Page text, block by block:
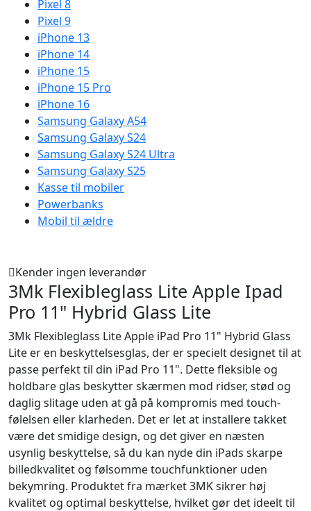
Pixel 8
Pixel 9
iPhone 13
iPhone 14
iPhone 15
iPhone 15 Pro
iPhone 16
Samsung Galaxy A54
Samsung Galaxy S24
Samsung Galaxy S24 Ultra
Samsung Galaxy S25
Kasse til mobiler
Powerbanks
Mobil til ældre
Kender ingen leverandør
3Mk Flexibleglass Lite Apple Ipad
Pro 11" Hybrid Glass Lite
3Mk Flexibleglass Lite Apple iPad Pro 11" Hybrid Glass
Lite er en beskyttelsesglas, der er specielt designet til at
passe perfekt til din iPad Pro 11". Dette fleksible og
holdbare glas beskytter skærmen mod ridser, stød og
daglig slitage uden at gå på kompromis med touch-
følelsen eller klarheden. Det er let at installere takket
være det smidige design, og det giver en næsten
usynlig beskyttelse, så du kan nyde din iPads skarpe
billedkvalitet og følsomme touchfunktioner uden
bekymring. Produktet fra mærket 3MK sikrer høj
kvalitet og optimal beskyttelse, hvilket gør det ideelt til